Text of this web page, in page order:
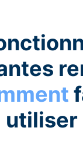
utiliser